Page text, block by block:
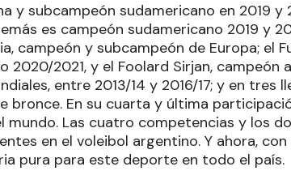
y subcampeón sudamericano en 2019 y
es campeón sudamericano 2019 y
campeón y subcampeón de Europa; el
2020/2021, y el Foolard Sirjan, campeón
entre 2013/14 y 2016/17; y en tres
bronce. En su cuarta y última
Las cuatro competencias y los
en el voleibol argentino. Y ahora,
pura para este deporte en todo el país.